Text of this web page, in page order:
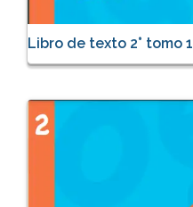
Libro de texto 2° tomo 1